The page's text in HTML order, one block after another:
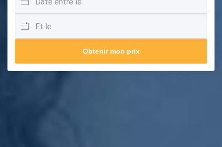
Obtenir mon prix